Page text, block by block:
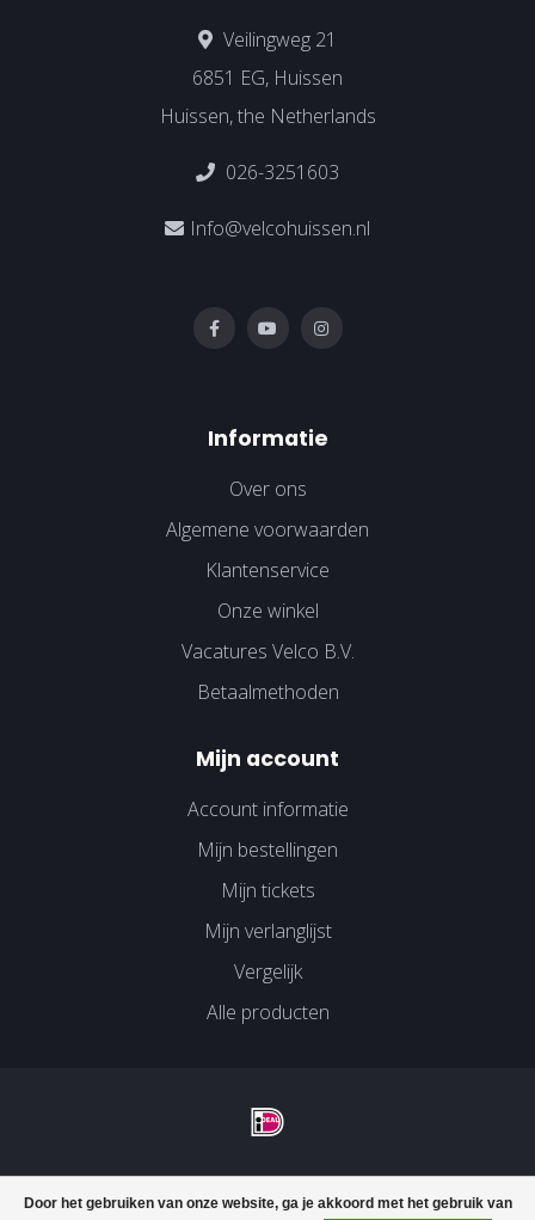
Door het gebruiken van onze website, ga je akkoord met het gebruik van
Veilingweg 21
6851 EG, Huissen
Huissen, the Netherlands
026-3251603
Info@velcohuissen.nl
Informatie
Over ons
Algemene voorwaarden
Klantenservice
Onze winkel
Vacatures Velco B.V.
Betaalmethoden
Mijn account
Account informatie
Mijn bestellingen
Mijn tickets
Mijn verlanglijst
Vergelijk
Alle producten
© Copyright 2026 Velco Huissen - Powered byLightspeed-